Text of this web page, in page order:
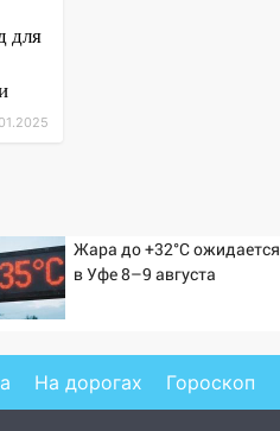
для
Жара до +32°C ожидается
в Уфе 8–9 августа
На дорогах Гороскоп